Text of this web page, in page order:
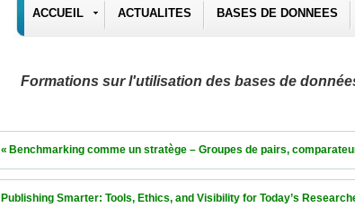
ACCUEIL ACTUALITES BASES DE DONNEES
Formations sur l'utilisation des bases de
« Benchmarking comme un stratège – Groupes de pairs,
Publishing Smarter: Tools, Ethics, and Visibility for Today’s